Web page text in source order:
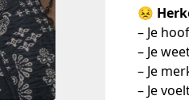
😣
– Je
– Je
– Je
– Je